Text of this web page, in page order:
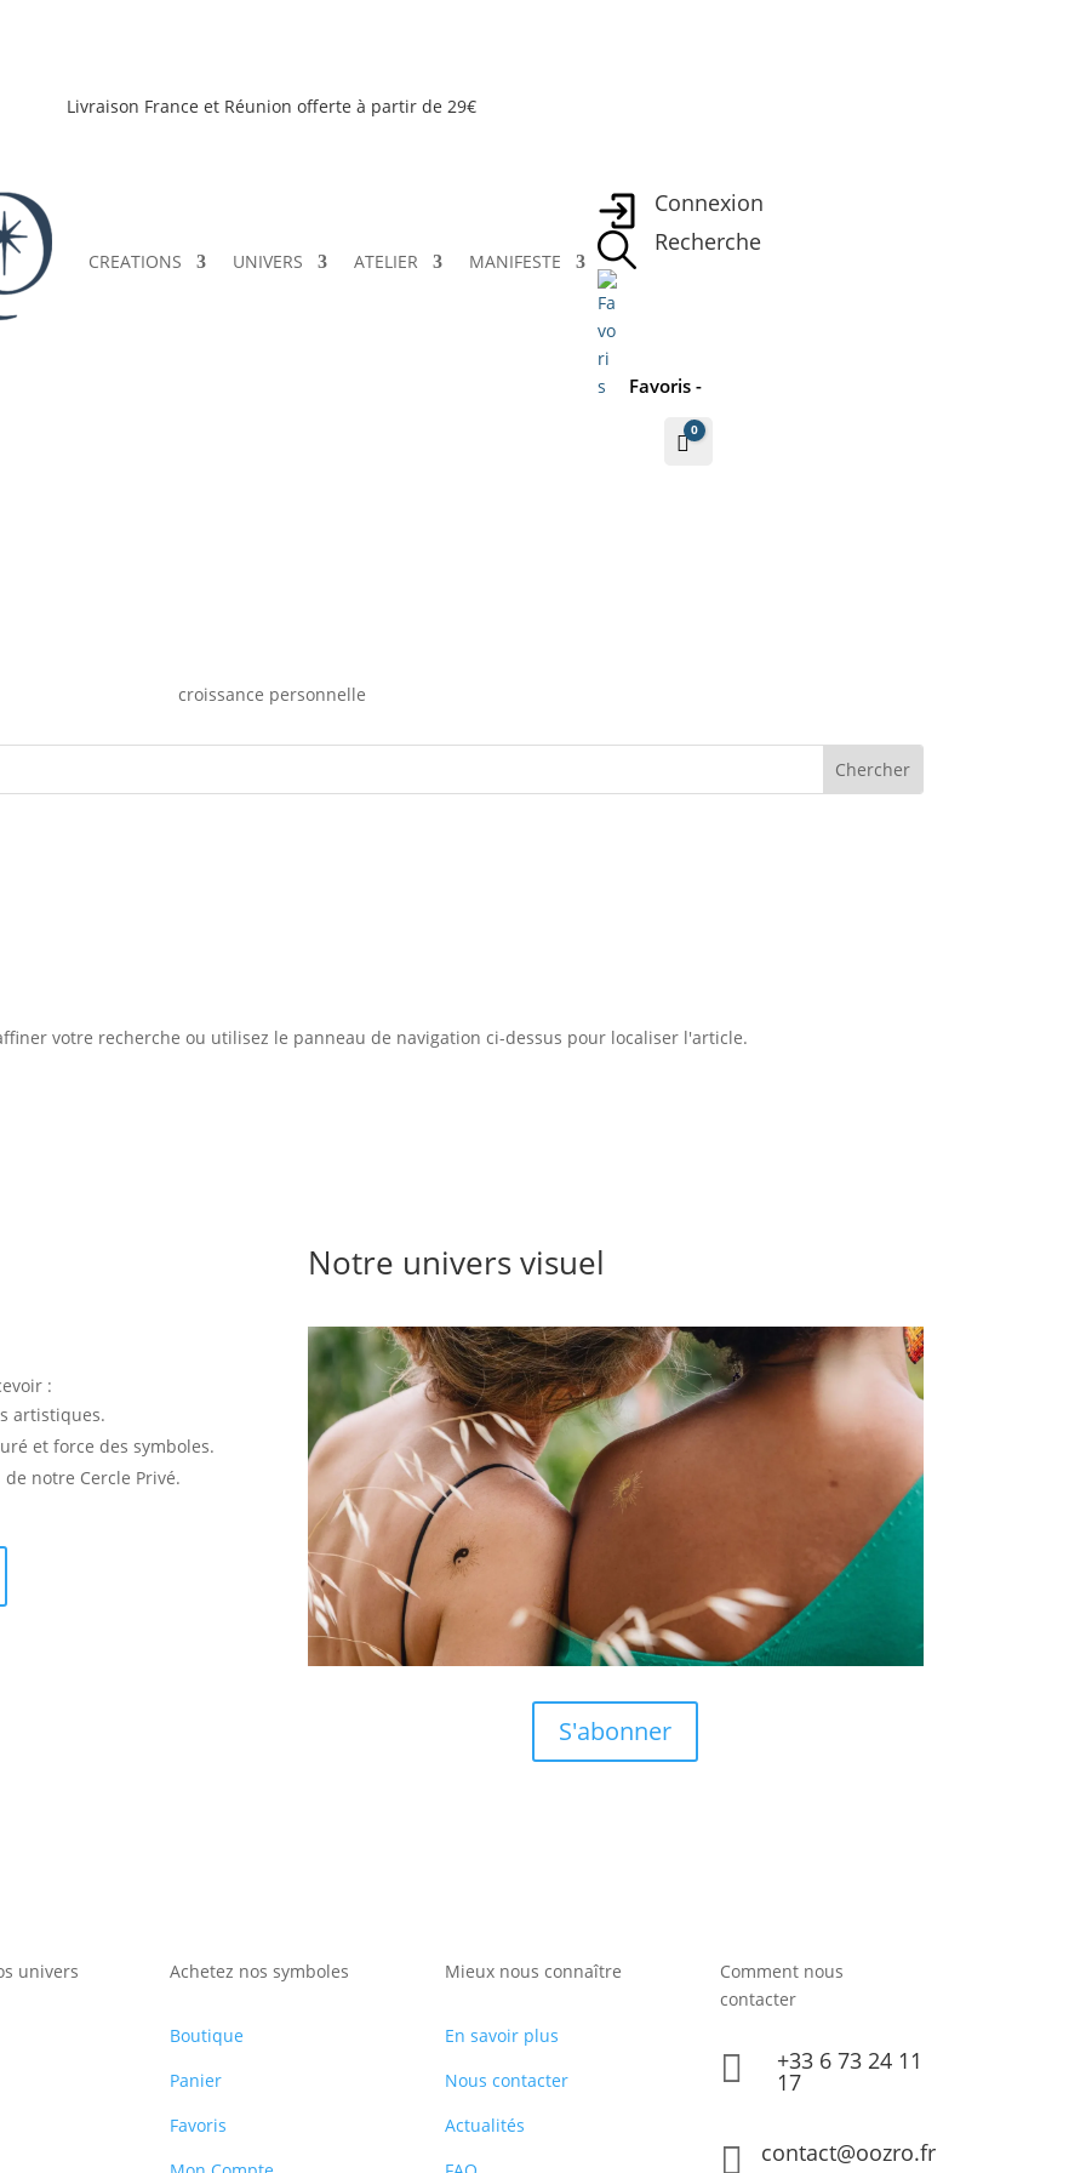
Livraison France et Réunion offerte à partir de 29€
CREATIONS UNIVERS ATELIER MANIFESTE
Connexion
Recherche
Favoris -
Panier
0
croissance personnelle
votre recherche ou utilisez le panneau de navigation ci-dessus pour localiser l'article.
:
artistiques.
et force des symboles.
notre Cercle Privé.
Notre univers visuel
S'abonner
univers Achetez nos symboles
Boutique
Panier
Favoris
Mieux nous connaître
En savoir plus
Nous contacter
Actualités
Comment nous
contacter
 +33 6 73 24 11
17
 contact@oozro.fr